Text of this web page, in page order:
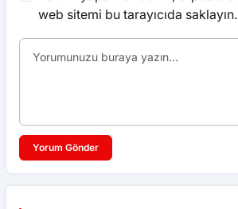
web sitemi bu tarayıcıda saklayın.
Yorum Gönder